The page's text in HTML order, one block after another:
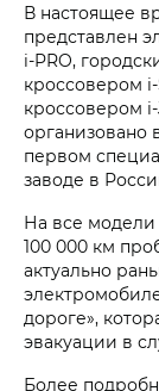
В настоящее
представлен
i‑PRO,
кроссовером
кроссовером
организовано
первом
заводе в
На все модели
100 000 км
актуально
дороге»,
эвакуации в
Более